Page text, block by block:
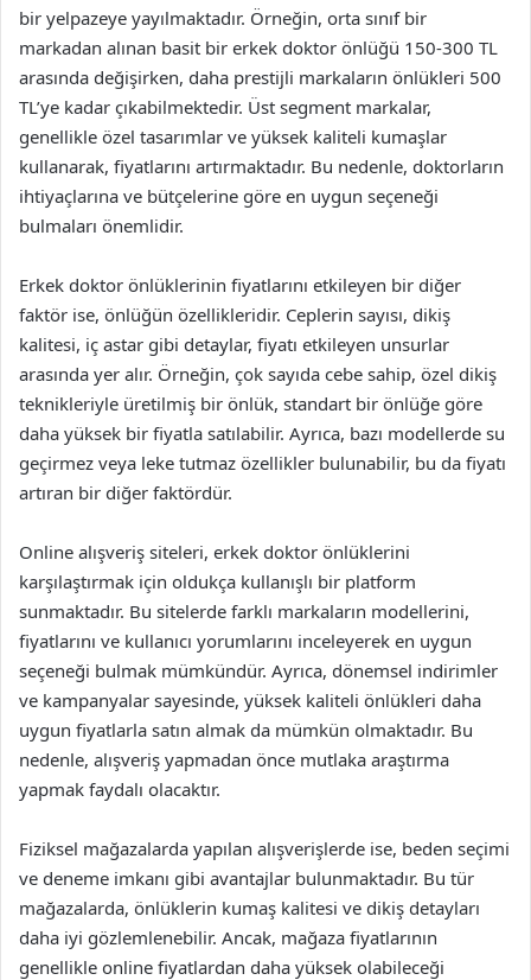
bir yelpazeye yayılmaktadır. Örneğin, orta sınıf bir
markadan alınan basit bir erkek doktor önlüğü 150-300 TL
arasında değişirken, daha prestijli markaların önlükleri 500
TL’ye kadar çıkabilmektedir. Üst segment markalar,
genellikle özel tasarımlar ve yüksek kaliteli kumaşlar
kullanarak, fiyatlarını artırmaktadır. Bu nedenle, doktorların
ihtiyaçlarına ve bütçelerine göre en uygun seçeneği
bulmaları önemlidir.
Erkek doktor önlüklerinin fiyatlarını etkileyen bir diğer
faktör ise, önlüğün özellikleridir. Ceplerin sayısı, dikiş
kalitesi, iç astar gibi detaylar, fiyatı etkileyen unsurlar
arasında yer alır. Örneğin, çok sayıda cebe sahip, özel dikiş
teknikleriyle üretilmiş bir önlük, standart bir önlüğe göre
daha yüksek bir fiyatla satılabilir. Ayrıca, bazı modellerde su
geçirmez veya leke tutmaz özellikler bulunabilir, bu da fiyatı
artıran bir diğer faktördür.
Online alışveriş siteleri, erkek doktor önlüklerini
karşılaştırmak için oldukça kullanışlı bir platform
sunmaktadır. Bu sitelerde farklı markaların modellerini,
fiyatlarını ve kullanıcı yorumlarını inceleyerek en uygun
seçeneği bulmak mümkündür. Ayrıca, dönemsel indirimler
ve kampanyalar sayesinde, yüksek kaliteli önlükleri daha
uygun fiyatlarla satın almak da mümkün olmaktadır. Bu
nedenle, alışveriş yapmadan önce mutlaka araştırma
yapmak faydalı olacaktır.
Fiziksel mağazalarda yapılan alışverişlerde ise, beden seçimi
ve deneme imkanı gibi avantajlar bulunmaktadır. Bu tür
mağazalarda, önlüklerin kumaş kalitesi ve dikiş detayları
daha iyi gözlemlenebilir. Ancak, mağaza fiyatlarının
genellikle online fiyatlardan daha yüksek olabileceği